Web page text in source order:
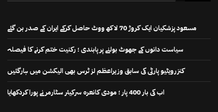
مسعود پزشکیان ایک کروڑ 70 لاکھ ووٹ حاصل کرکے ایران کے صدر بن گئے
سیاست دانوں کے جھوٹ بولنے پر پابندی ؛ رکنیت ختم کرنے کا فیصلہ
کنزرویٹیو پارٹی کی سابق وزیراعظم لز ٹرس بھی الیکشن میں ہارگئیں
اب کی بار 400 پار ؛ مودی کانعرہ سرکیئر سٹارمر نے پورا کردکھایا